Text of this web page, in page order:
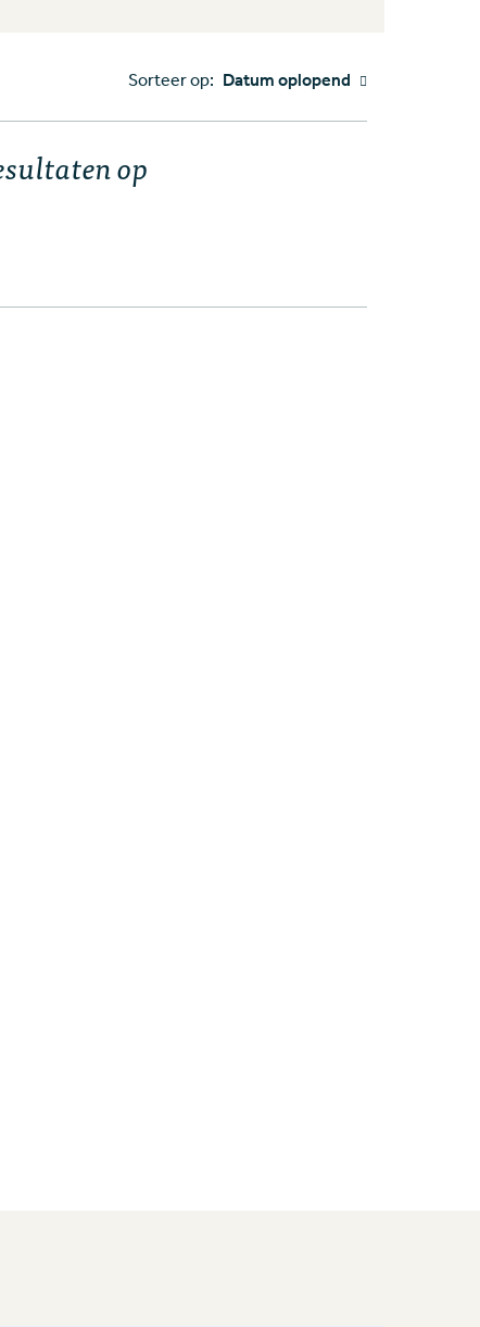
Sorteer op: Datum oplopend
op